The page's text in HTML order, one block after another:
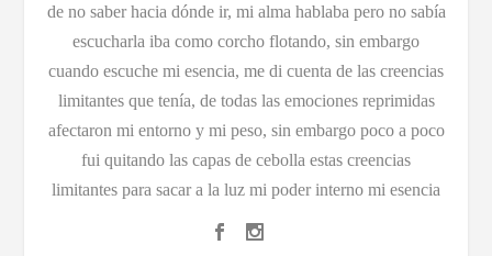
de no saber hacia dónde ir, mi alma hablaba pero no sabía
escucharla iba como corcho flotando, sin embargo
cuando escuche mi esencia, me di cuenta de las creencias
limitantes que tenía, de todas las emociones reprimidas
afectaron mi entorno y mi peso, sin embargo poco a poco
fui quitando las capas de cebolla estas creencias
limitantes para sacar a la luz mi poder interno mi esencia